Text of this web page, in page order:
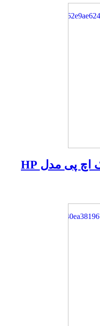
آل این وان لمسی استوک اچ پی مدل HP